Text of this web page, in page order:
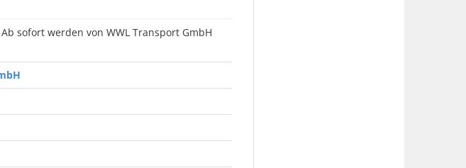
sofort werden von WWL Transport GmbH